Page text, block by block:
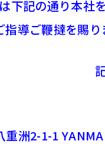
下記の通り本社
導ご鞭撻を賜り
洲2-1-1